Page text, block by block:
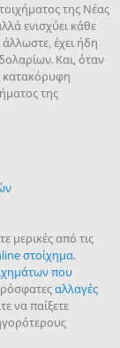
της Νέας
ενισχύει κάθε
άλλωστε, έχει ήδη
Και, όταν
κατακόρυφη
της
μερικές από τις
στοίχημα.
που
αλλαγές
να παίξετε